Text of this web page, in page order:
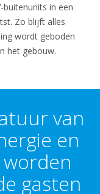
buitenunits in een
Zo blijft alles
wordt geboden
het gebouw.
van
en
worden
gasten